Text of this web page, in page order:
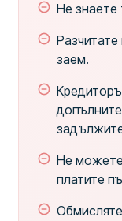
Не
заем.
Не
платите